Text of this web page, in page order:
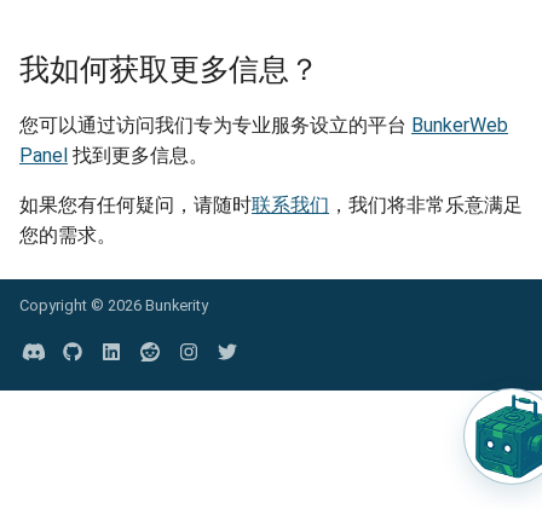
我如何获取更多信息？
您可以通过访问我们专为专业服务设立的平台 BunkerWeb
Panel 找到更多信息。
如果您有任何疑问，请随时联系我们 ，我们将非常乐意满足
您的需求。
Copyright © 2026 Bunkerity